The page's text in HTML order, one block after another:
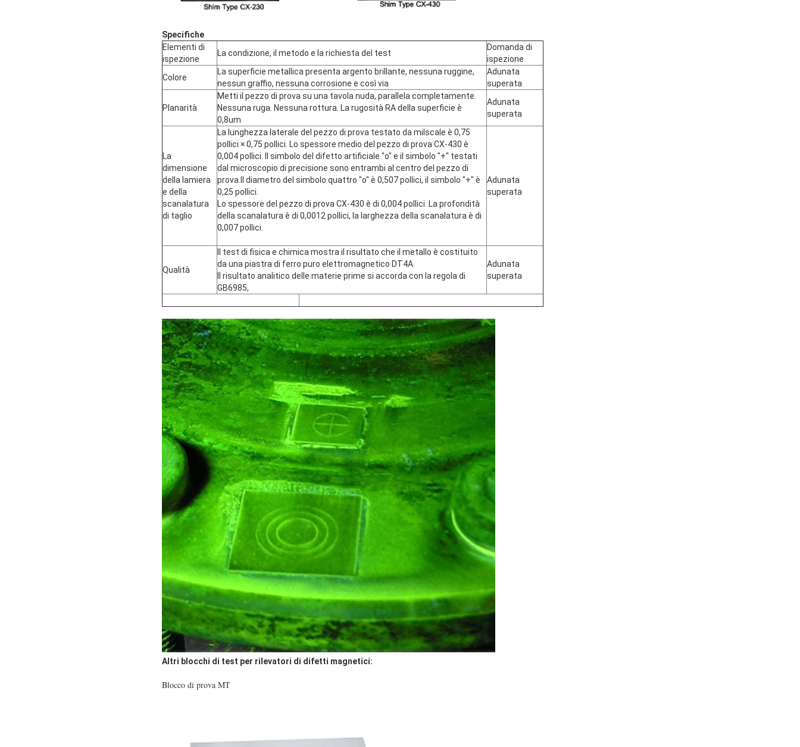
Specifiche
Elementi di
ispezione
La condizione, il metodo e la richiesta del test
Domanda di
ispezione
Colore
La superficie metallica presenta argento brillante, nessuna ruggine,
nessun graffio, nessuna corrosione e così via
Adunata
superata
Planarità
Metti il ​​​​pezzo di prova su una tavola nuda, parallela completamente.
Nessuna ruga. Nessuna rottura. La rugosità RA della superficie è
0,8um
Adunata
superata
La
dimensione
della lamiera
e della
scanalatura
di taglio
La lunghezza laterale del pezzo di prova testato da milscale è 0,75
pollici × 0,75 pollici. Lo spessore medio del pezzo di prova CX-430 è
0,004 pollici. Il simbolo del difetto artificiale "o" e il simbolo "+" testati
dal microscopio di precisione sono entrambi al centro del pezzo di
prova.Il diametro del simbolo quattro "o" è 0,507 pollici, il simbolo "+" è
0,25 pollici.
Lo spessore del pezzo di prova CX-430 è di 0,004 pollici. La profondità
della scanalatura è di 0,0012 pollici, la larghezza della scanalatura è di
0,007 pollici.
Adunata
superata
Qualità
Il test di fisica e chimica mostra il risultato che il metallo è costituito
da una piastra di ferro puro elettromagnetico DT4A.
Il risultato analitico delle materie prime si accorda con la regola di
GB6985,
Adunata
superata
Altri blocchi di test per rilevatori di difetti magnetici:
Blocco di prova MT